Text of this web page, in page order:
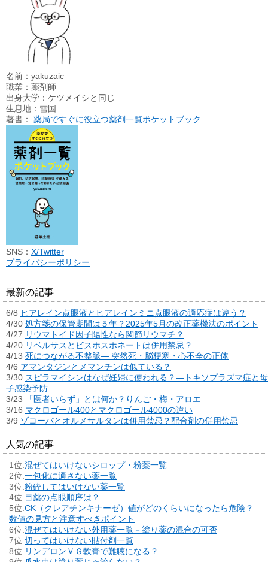
名前：yakuzaic
職業：薬剤師
出身大学：ケツメイシと同じ
生息地：雪国
著書： 薬局ですぐに役立つ薬剤一覧ポケットブック
SNS： X/Twitter
プライバシーポリシー
最新の記事
6/8 ヒアレイン点眼液とヒアレインミニ点眼液の適応症は違う？
4/30 処方箋の保管期間は５年？2025年5月の改正薬機法のポイント
4/27 リウマトイド因子陽性なら関節リウマチ？
4/20 リベルサスとビスホスホネートは併用禁忌？
4/13 死につながる不整脈― 突然死・脳梗塞・心不全の正体
4/6 アマンタジンとメマンチンは似ている？
3/30 スピラマイシンはなぜ妊婦に使われる？―トキソプラズマ症と母
子感染予防
3/23
「医者いらず」とは何か？りんご・梅・アロエ
3/16 マクロゴール400とマクロゴール4000の違い
3/9 ゾコーバとオルメサルタンは併用禁忌？配合剤の併用禁忌
人気の記事
混ぜてはいけないシロップ・粉薬一覧
一包化に適さない薬一覧
粉砕してはいけない薬一覧
目薬の点眼順序は？
CK（クレアチンキナーゼ）値がどのくらいになったら危険？―
数値の見方と注意すべきポイント
混ぜてはいけない外用薬一覧－塗り薬の混合の可否
切ってはいけない貼付剤一覧
リンデロンＶＧ軟膏で難聴になる？